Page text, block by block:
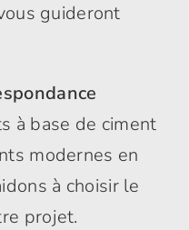
guideront
à base de ciment
modernes en
à choisir le
projet.